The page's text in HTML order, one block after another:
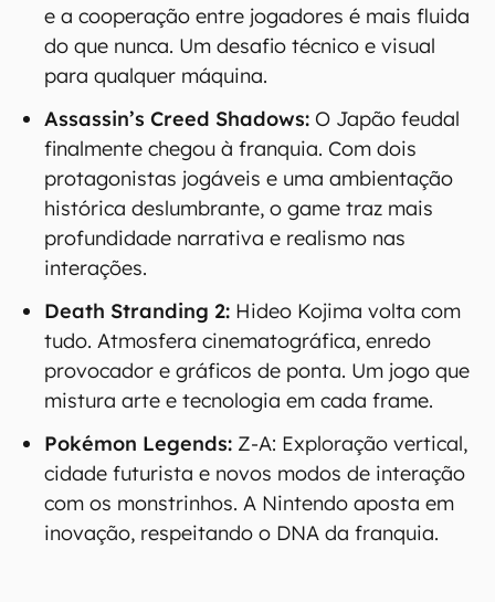
e a cooperação entre jogadores é mais fluida
do que nunca. Um desafio técnico e visual
para qualquer máquina.
Assassin’s Creed Shadows: O Japão feudal
finalmente chegou à franquia. Com dois
protagonistas jogáveis e uma ambientação
histórica deslumbrante, o game traz mais
profundidade narrativa e realismo nas
interações.
Death Stranding 2: Hideo Kojima volta com
tudo. Atmosfera cinematográfica, enredo
provocador e gráficos de ponta. Um jogo que
mistura arte e tecnologia em cada frame.
Pokémon Legends: Z-A: Exploração vertical,
cidade futurista e novos modos de interação
com os monstrinhos. A Nintendo aposta em
inovação, respeitando o DNA da franquia.